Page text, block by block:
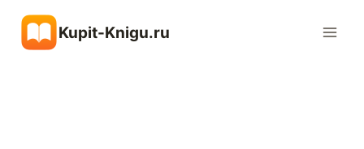
содержимому
Kupit-Knigu.ru